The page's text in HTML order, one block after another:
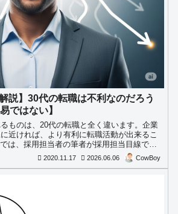
説】30代の転職は不利なのだろう
ではない】
ものは、20代の転職と全く違います。企業
近ければ、より有利に転職活動が出来るこ
は、採用担当者の筆者が採用担当目線で徹
2020.11.17 2026.06.06 CowBoy